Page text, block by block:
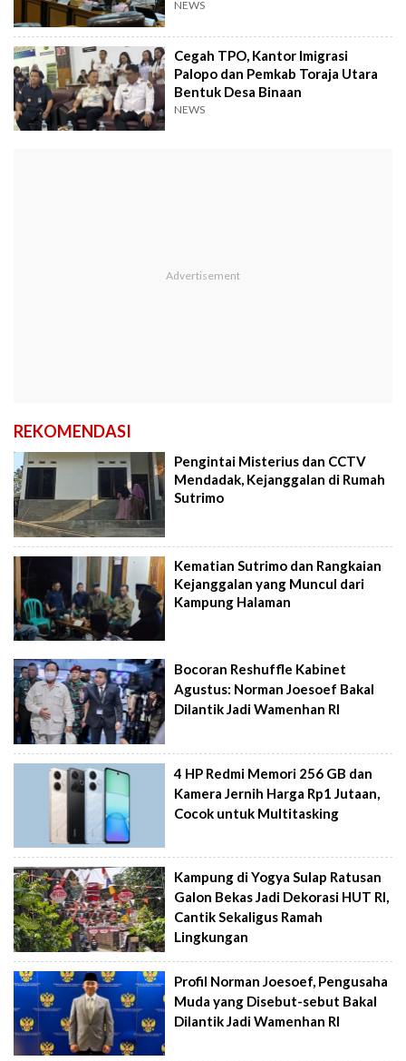
NEWS
Cegah TPO, Kantor Imigrasi
Palopo dan Pemkab Toraja Utara
Bentuk Desa Binaan
NEWS
REKOMENDASI
Pengintai Misterius dan CCTV
Mendadak, Kejanggalan di Rumah
Sutrimo
Kematian Sutrimo dan Rangkaian
Kejanggalan yang Muncul dari
Kampung Halaman
Bocoran Reshuffle Kabinet
Agustus: Norman Joesoef Bakal
Dilantik Jadi Wamenhan RI
4 HP Redmi Memori 256 GB dan
Kamera Jernih Harga Rp1 Jutaan,
Cocok untuk Multitasking
Kampung di Yogya Sulap Ratusan
Galon Bekas Jadi Dekorasi HUT RI,
Cantik Sekaligus Ramah
Lingkungan
Profil Norman Joesoef, Pengusaha
Muda yang Disebut-sebut Bakal
Dilantik Jadi Wamenhan RI